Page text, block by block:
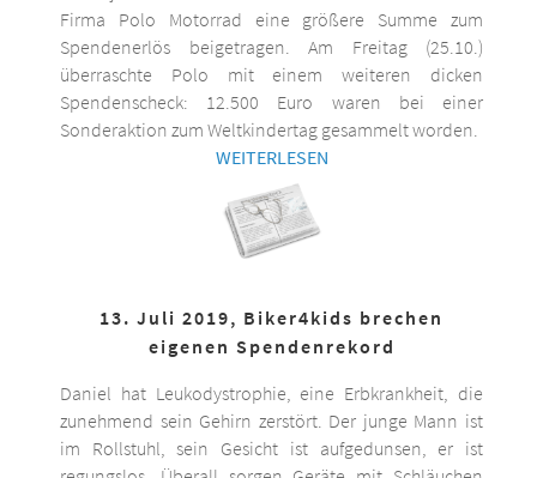
Firma Polo Motorrad eine größere Summe zum
Spendenerlös beigetragen. Am Freitag (25.10.)
überraschte Polo mit einem weiteren dicken
Spendenscheck: 12.500 Euro waren bei einer
Sonderaktion zum Weltkindertag gesammelt worden.
WEITERLESEN
13. Juli 2019, Biker4kids brechen
eigenen Spendenrekord
Daniel hat Leukodystrophie, eine Erbkrankheit, die
zunehmend sein Gehirn zerstört. Der junge Mann ist
im Rollstuhl, sein Gesicht ist aufgedunsen, er ist